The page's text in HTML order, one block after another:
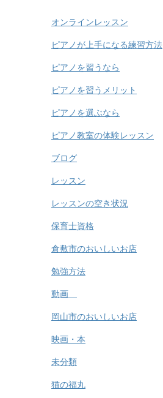
オンラインレッスン
ピアノが上手になる練習方法
ピアノを習うなら
ピアノを習うメリット
ピアノを選ぶなら
ピアノ教室の体験レッスン
ブログ
レッスン
レッスンの空き状況
保育士資格
倉敷市のおいしいお店
勉強方法
動画
岡山市のおいしいお店
映画・本
未分類
猫の福丸